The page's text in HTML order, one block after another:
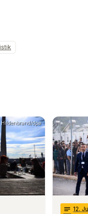
Hildenbrand/dpa
notes 12.